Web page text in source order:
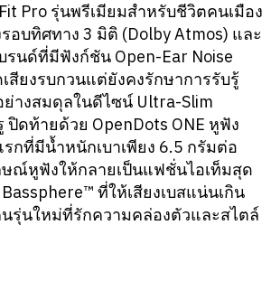
Pro รุ่นพรีเมียมสำหรับชีวิตคนเมือง
อบทิศทาง 3 มิติ (Dolby Atmos) และ
รนด์ที่มีฟังก์ชัน Open-Ear Noise
สียงรบกวนแต่ยังคงรักษาการรับรู้
างสมดุลในดีไซน์ Ultra-Slim
ปิดท้ายด้วย OpenDots ONE หูฟัง
กที่มีน้ำหนักเบาเพียง 6.5 กรัมต่อ
ษณ์หูฟังให้กลายเป็นแฟชั่นไอเท็มสุด
ที่ให้เสียงเบสแน่นเกิน
รุ่นใหม่ที่รักความคล่องตัวและสไตล์